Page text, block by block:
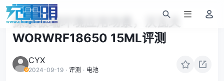
探索极端环境应用场景，沃瓦夫
WORWRF18650 15ML评测
CYX
2024-09-19 · 评测 · 电池